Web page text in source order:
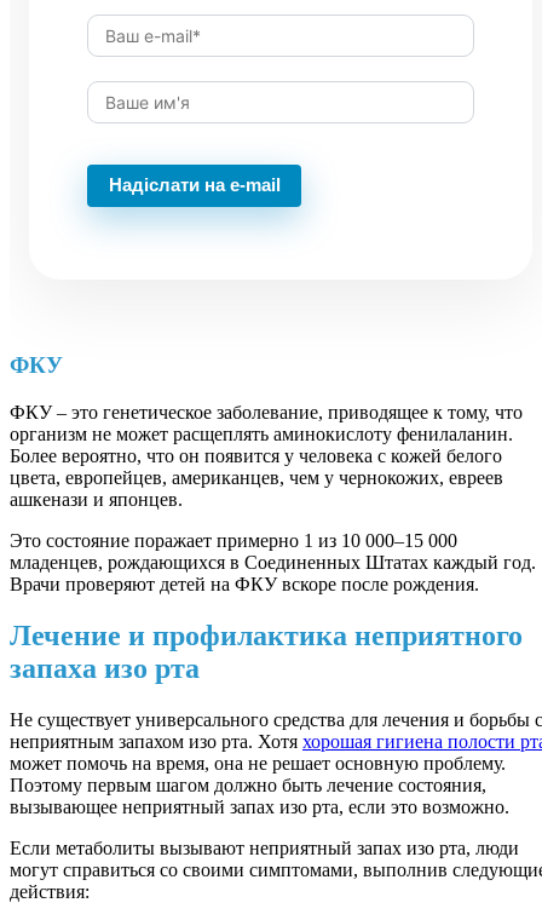
Надіслати на e-mail
ФКУ
ФКУ – это генетическое заболевание, приводящее к тому, что
организм не может расщеплять аминокислоту фенилаланин.
Более вероятно, что он появится у человека с кожей белого
цвета, европейцев, американцев, чем у чернокожих, евреев
ашкенази и японцев.
Это состояние поражает примерно 1 из 10 000–15 000
младенцев, рождающихся в Соединенных Штатах каждый год.
Врачи проверяют детей на ФКУ вскоре после рождения.
Лечение и профилактика неприятного
запаха изо рта
Не существует универсального средства для лечения и борьбы с
неприятным запахом изо рта. Хотя хорошая гигиена полости
может помочь на время, она не решает основную проблему.
Поэтому первым шагом должно быть лечение состояния,
вызывающее неприятный запах изо рта, если это возможно.
Если метаболиты вызывают неприятный запах изо рта, люди
могут справиться со своими симптомами, выполнив
действия: